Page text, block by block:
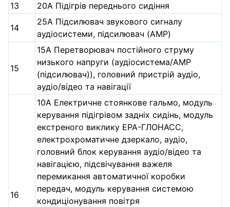
13
20А Підігрів переднього сидіння
14
25А Підсилювач звукового сигналу
аудіосистеми, підсилювач (AMP)
15
15А Перетворювач постійного струму
низького напруги (аудіосистема/AMP
(підсилювач)), головний пристрій аудіо,
аудіо/відео та навігації
16
10А Електричне стоянкове гальмо, модуль
керування підігрівом задніх сидінь, модуль
екстреного виклику ЕРА-ГЛОНАСС,
електрохроматичне дзеркало, аудіо,
головний блок керування аудіо/відео та
навігацією, підсвічування важеля
перемикання автоматичної коробки
передач, модуль керування системою
кондиціонування повітря